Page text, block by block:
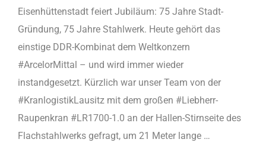
Eisenhüttenstadt feiert Jubiläum: 75 Jahre Stadt-
Gründung, 75 Jahre Stahlwerk. Heute gehört das
einstige DDR-Kombinat dem Weltkonzern
#ArcelorMittal – und wird immer wieder
instandgesetzt. Kürzlich war unser Team von der
#KranlogistikLausitz mit dem großen #Liebherr-
Raupenkran #LR1700-1.0 an der Hallen-Stirnseite des
Flachstahlwerks gefragt, um 21 Meter lange …